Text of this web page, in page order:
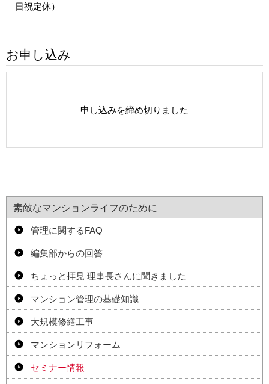
日祝定休）
お申し込み
申し込みを締め切りました
素敵なマンションライフのために
管理に関するFAQ
編集部からの回答
ちょっと拝見 理事長さんに聞きました
マンション管理の基礎知識
大規模修繕工事
マンションリフォーム
セミナー情報